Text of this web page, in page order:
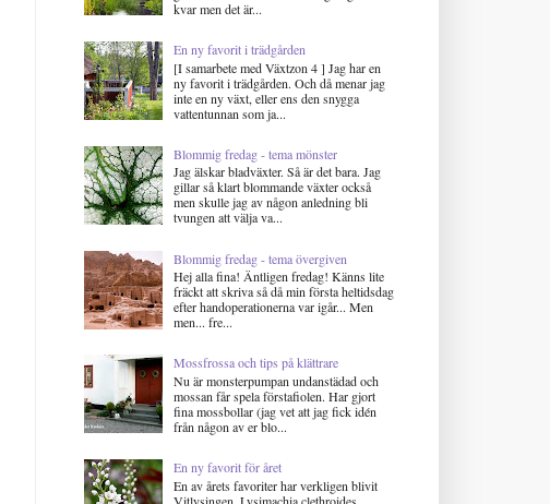
kvar men det är...
En ny favorit i trädgården
[I samarbete med Växtzon 4 ] Jag har en
ny favorit i trädgården. Och då menar jag
inte en ny växt, eller ens den snygga
vattentunnan som ja...
Blommig fredag - tema mönster
Jag älskar bladväxter. Så är det bara. Jag
gillar så klart blommande växter också
men skulle jag av någon anledning bli
tvungen att välja va...
Blommig fredag - tema övergiven
Hej alla fina! Äntligen fredag! Känns lite
fräckt att skriva så då min första heltidsdag
efter handoperationerna var igår... Men
men... fre...
Mossfrossa och tips på klättrare
Nu är monsterpumpan undanstädad och
mossan får spela förstafiolen. Har gjort
fina mossbollar (jag vet att jag fick idén
från någon av er blo...
En ny favorit för året
En av årets favoriter har verkligen blivit
Vitlysingen, Lysimachia clethroides.